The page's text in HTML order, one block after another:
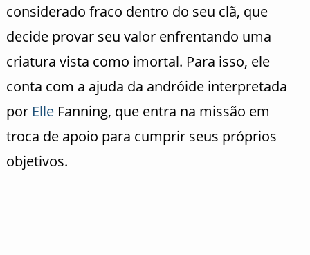
considerado fraco dentro do seu clã, que
decide provar seu valor enfrentando uma
criatura vista como imortal. Para isso, ele
conta com a ajuda da andróide interpretada
por ElleFanning, que entra na missão em
troca de apoio para cumprir seus próprios
objetivos.